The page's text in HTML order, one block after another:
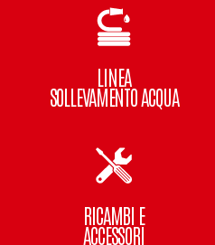
LINEA
SOLLEVAMENTO ACQUA
RICAMBI E
ACCESSORI